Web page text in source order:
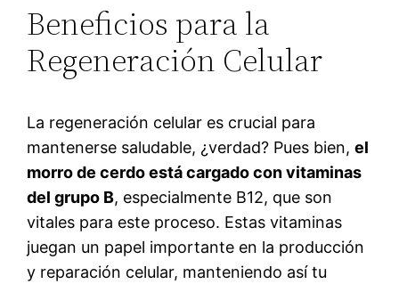
Beneficios para la
Regeneración Celular
La regeneración celular es crucial para
mantenerse saludable, ¿verdad? Pues bien,el
morro de cerdo está cargado con vitaminas
del grupo B, especialmente B12, que son
vitales para este proceso. Estas vitaminas
juegan un papel importante en la producción
y reparación celular, manteniendo así tu